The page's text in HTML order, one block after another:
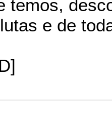
temos,
e de